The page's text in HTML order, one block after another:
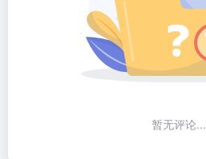
暂无评论...